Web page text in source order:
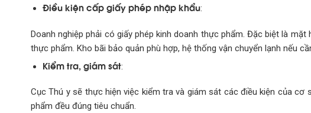
Điều kiện cấp giấy phép nhập khẩu:
Doanh nghiệp phải có giấy phép kinh doanh thực phẩm. Đặc biệt là
thực phẩm. Kho bãi bảo quản phù hợp, hệ thống vận chuyển lạnh nếu
Kiểm tra, giám sát:
Cục Thú y sẽ thực hiện việc kiểm tra và giám sát các điều kiện của
phẩm đều đúng tiêu chuẩn.